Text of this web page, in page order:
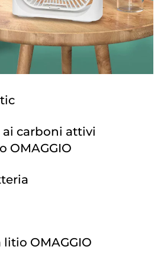
ai carboni attivi
OMAGGIO
OMAGGIO